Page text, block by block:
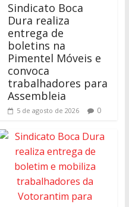
Sindicato Boca
Dura realiza
entrega de
boletins na
Pimentel Móveis e
convoca
trabalhadores para
Assembleia
5 de agosto de 2026 0